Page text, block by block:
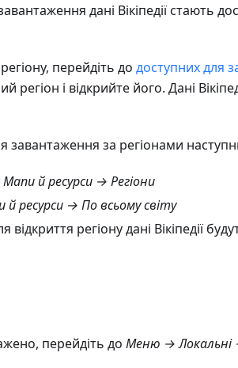
дані Вікіпедії стають
перейдіть до доступних для
регіон і відкрийте його. Дані
завантаження за регіонами
й ресурси → Регіони
ресурси → По всьому світу
відкриття регіону дані Вікіпедії
перейдіть до Меню → Локальні